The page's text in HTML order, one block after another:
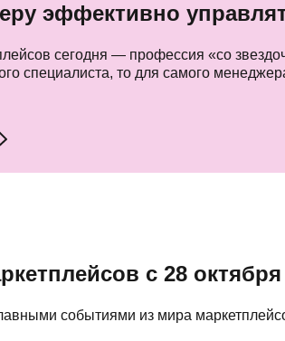
эффективно
сегодня — профессия «со
специалиста, то для самого
с 28
событиями из мира